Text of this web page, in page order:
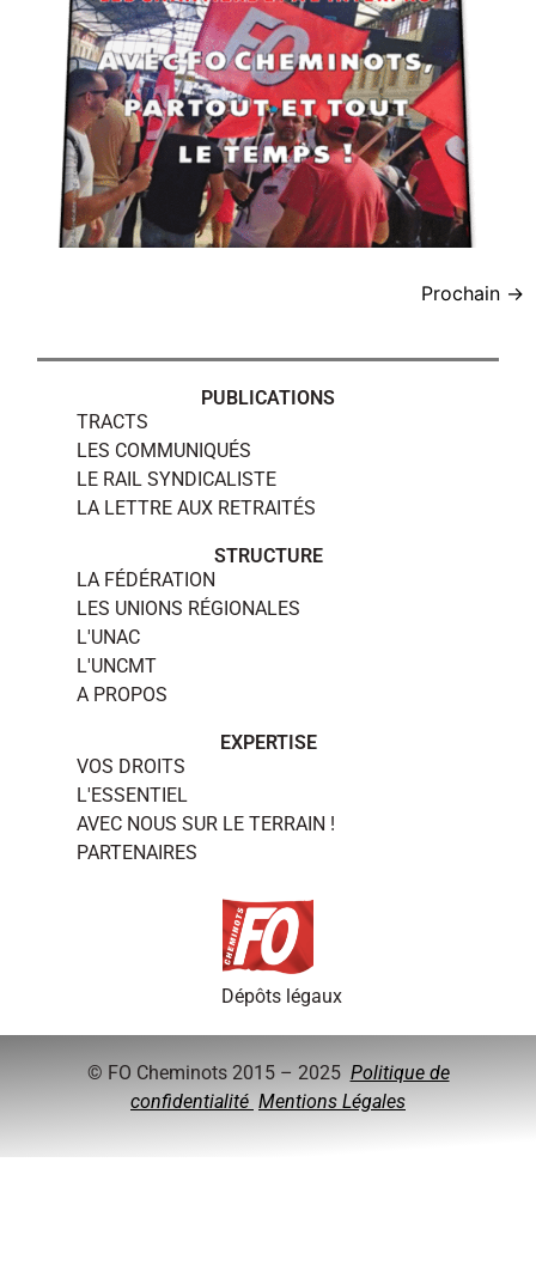
Prochain →
PUBLICATIONS
TRACTS
LES COMMUNIQUÉS
LE RAIL SYNDICALISTE
LA LETTRE AUX RETRAITÉS
STRUCTURE
LA FÉDÉRATION
LES UNIONS RÉGIONALES
L'UNAC
L'UNCMT
A PROPOS
EXPERTISE
VOS DROITS
L'ESSENTIEL
AVEC NOUS SUR LE TERRAIN !
PARTENAIRES
Dépôts légaux
© FO Cheminots 2015 – 2025 Politique de
confidentialité Mentions Légales